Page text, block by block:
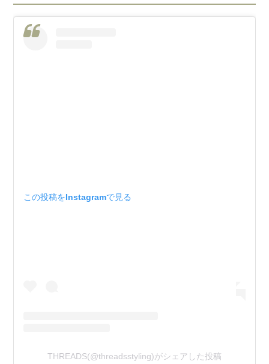
この投稿をInstagramで見る
THREADS(@threadsstyling)がシェアした投稿